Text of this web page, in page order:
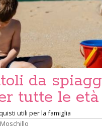
da
tutte le età
utili per la famiglia